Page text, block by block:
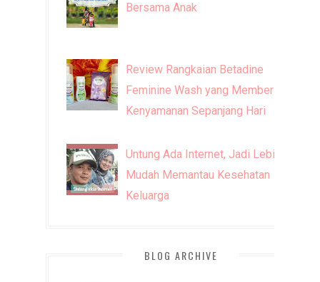
Bersama Anak
Review Rangkaian Betadine
Feminine Wash yang Memberi
Kenyamanan Sepanjang Hari
Untung Ada Internet, Jadi Lebih
Mudah Memantau Kesehatan
Keluarga
BLOG ARCHIVE